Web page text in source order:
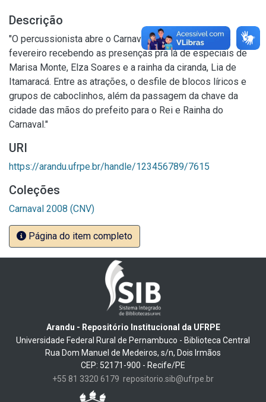
Descrição
"O percussionista abre o Carnaval do Recife dia 1º de
fevereiro recebendo as presenças pra lá de especiais de
Marisa Monte, Elza Soares e a rainha da ciranda, Lia de
Itamaracá. Entre as atrações, o desfile de blocos líricos e
grupos de caboclinhos, além da passagem da chave da
cidade das mãos do prefeito para o Rei e Rainha do
Carnaval."
URI
https://arandu.ufrpe.br/handle/123456789/7615
Coleções
Carnaval 2008 (CNV)
Página do item completo
Arandu - Repositório Institucional da UFRPE
Universidade Federal Rural de Pernambuco - Biblioteca Central
Rua Dom Manuel de Medeiros, s/n, Dois Irmãos
CEP: 52171-900 - Recife/PE
+55 81 3320 6179 repositorio.sib@ufrpe.br